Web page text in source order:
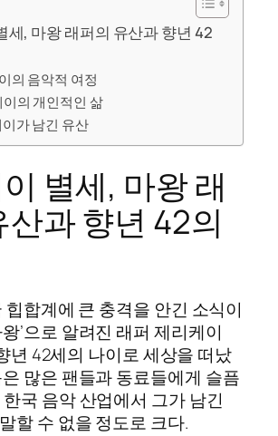
세, 마왕 래퍼의 유산과 향년 42
의 음악적 여정
의 개인적인 삶
가 남긴 유산
별세, 마왕 래
산과 향년 42의
힙합계에 큰 충격을 안긴 소식이
’으로 알려진 래퍼 제리케이
년 42세의 나이로 세상을 떠났
많은 팬들과 동료들에게 슬픔
국 음악 산업에서 그가 남긴
할 수 없을 정도로 크다.